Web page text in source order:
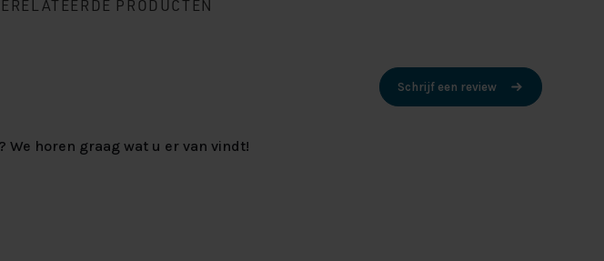
PRODUCTEN
Schrijf een review
horen graag wat u er van vindt!